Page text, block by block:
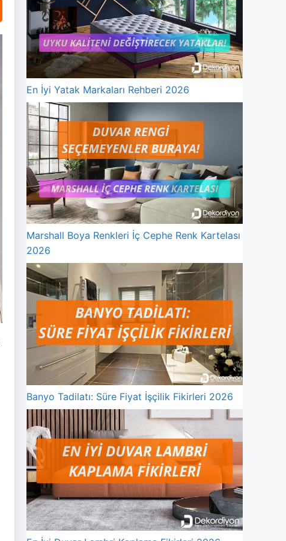
En İyi Yatak Markaları Rehberi 2026
Marshall Boya Renkleri İç Cephe Renk Kartelası
2026
Banyo Tadilatı: Süre Fiyat İşçilik Fikirleri 2026